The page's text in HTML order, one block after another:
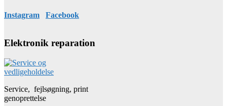
Instagram Facebook
Elektronik reparation
Service, fejlsøgning, print
genoprettelse